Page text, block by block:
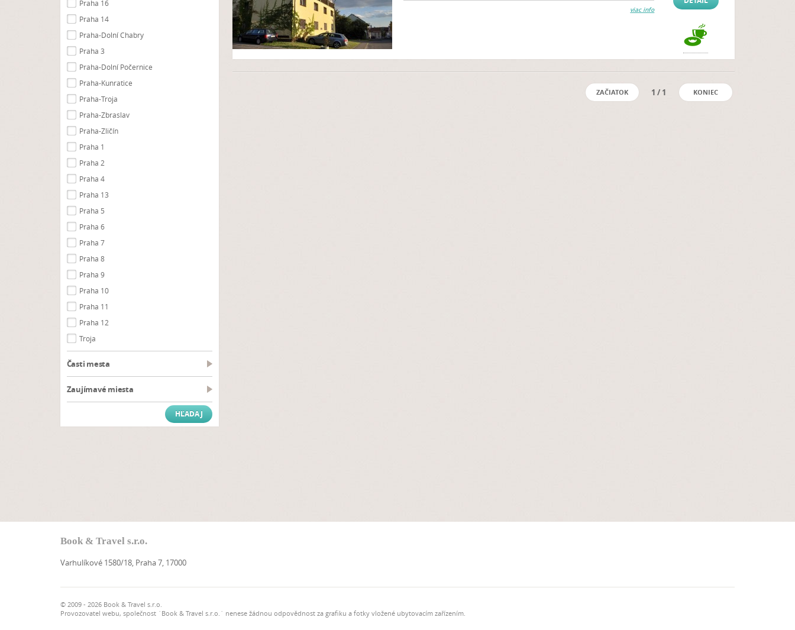
Praha 16
Praha 14
Praha-Dolní Chabry
Praha 3
Praha-Dolní Počernice
Praha-Kunratice
Praha-Troja
Praha-Zbraslav
Praha-Zličín
Praha 1
Praha 2
Praha 4
Praha 13
Praha 5
Praha 6
Praha 7
Praha 8
Praha 9
Praha 10
Praha 11
Praha 12
Troja
Časti mesta
Zaujímavé miesta
viac info
ZAČIATOK 1 / 1 KONIEC
Book & Travel s.r.o.
Varhulíkové 1580/18, Praha 7, 17000
© 2009 - 2026 Book & Travel s.r.o.
Provozovatel webu, společnost `Book & Travel s.r.o.` nenese žádnou odpovědnost za grafiku a fotky vložené ubytovacím zařízením.